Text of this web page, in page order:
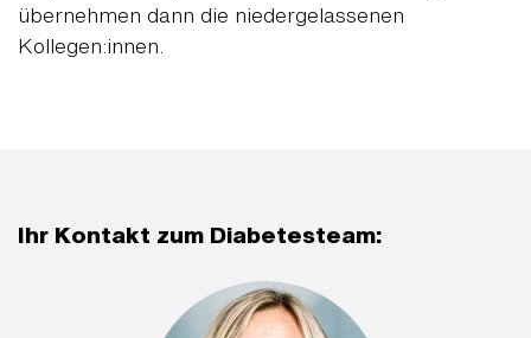
übernehmen dann die niedergelassenen
Kollegen:innen.
Ihr Kontakt zum Diabetesteam: